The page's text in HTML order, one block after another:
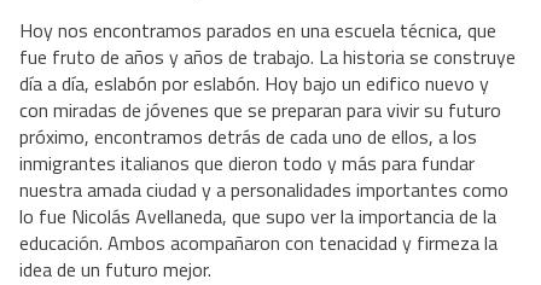
Hoy nos encontramos parados en una escuela técnica, que
fue fruto de años y años de trabajo. La historia se construye
día a día, eslabón por eslabón. Hoy bajo un edifico nuevo y
con miradas de jóvenes que se preparan para vivir su futuro
próximo, encontramos detrás de cada uno de ellos, a los
inmigrantes italianos que dieron todo y más para fundar
nuestra amada ciudad y a personalidades importantes como
lo fue Nicolás Avellaneda, que supo ver la importancia de la
educación. Ambos acompañaron con tenacidad y firmeza la
idea de un futuro mejor.